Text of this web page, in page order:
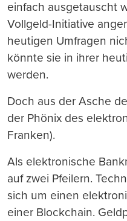
einfach ausgetauscht
Vollgeld-Initiative
heutigen Umfragen
könnte sie in ihrer
werden.
Doch aus der Asche
der Phönix des
Franken).
Als elektronische
auf zwei Pfeilern.
sich um einen
einer Blockchain.